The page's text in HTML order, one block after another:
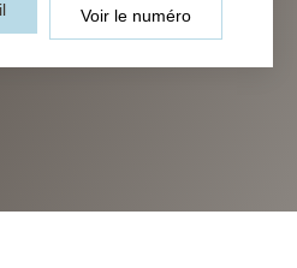
Voir le numéro